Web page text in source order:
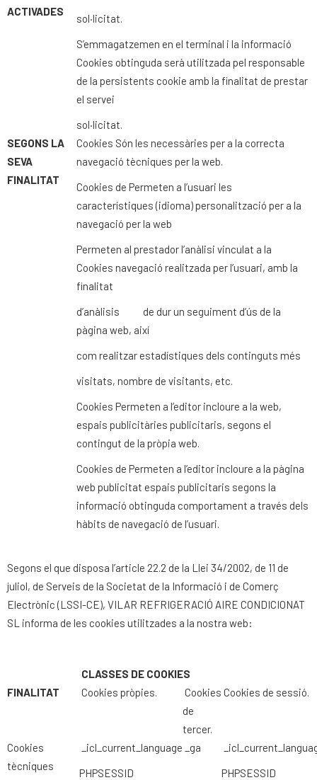
ACTIVADES
sol·licitat.
S’emmagatzemen en el terminal i la informació
Cookies obtinguda serà utilitzada pel responsable
de la persistents cookie amb la finalitat de prestar
el servei
sol·licitat.
SEGONS LA
SEVA
FINALITAT
Cookies Són les necessàries per a la correcta
navegació tècniques per la web.
Cookies de Permeten a l’usuari les
característiques (idioma) personalització per a la
navegació per la web
Permeten al prestador l’anàlisi vinculat a la
Cookies navegació realitzada per l’usuari, amb la
finalitat
d’anàlisis
de dur un seguiment d’ús de la
pàgina web, així
com realitzar estadístiques dels continguts més
visitats, nombre de visitants, etc.
Cookies Permeten a l’editor incloure a la web,
espais publicitàries publicitaris, segons el
contingut de la pròpia web.
Cookies de Permeten a l’editor incloure a la pàgina
web publicitat espais publicitaris segons la
informació obtinguda comportament a través dels
hàbits de navegació de l’usuari.
Segons el que disposa l’article 22.2 de la Llei 34/2002, de 11 de
juliol, de Serveis de la Societat de la Informació i de Comerç
Electrònic (LSSI-CE), VILAR REFRIGERACIÓ AIRE CONDICIONAT
SL informa de les cookies utilitzades a la nostra web:
CLASSES DE COOKIES
FINALITAT
Cookies pròpies.
Cookies
de
tercer.
Cookies de sessió.
Cookies
tècniques
_icl_current_language
PHPSESSID
_ga
PHPSESSID